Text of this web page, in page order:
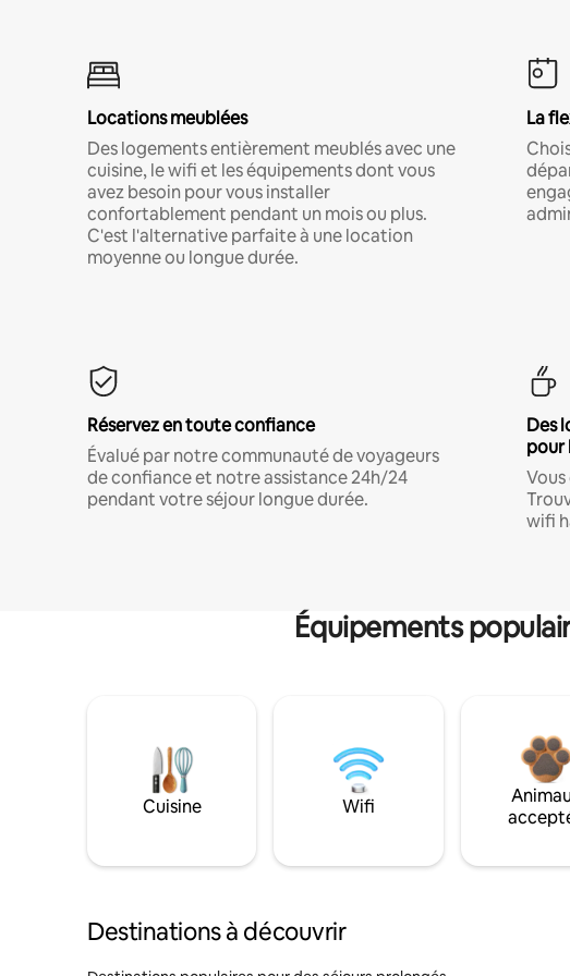
Locations meublées
Des logements entièrement meublés avec une
cuisine, le wifi et les équipements dont vous
avez besoin pour vous installer
confortablement pendant un mois ou plus.
C'est l'alternative parfaite à une location
moyenne ou longue durée.
La
Réservez en toute confiance
Évalué par notre communauté de voyageurs
de confiance et notre assistance 24h/24
pendant votre séjour longue durée.
Des
pour
wifi
Équipements
Cuisine Wifi
Destinations à découvrir